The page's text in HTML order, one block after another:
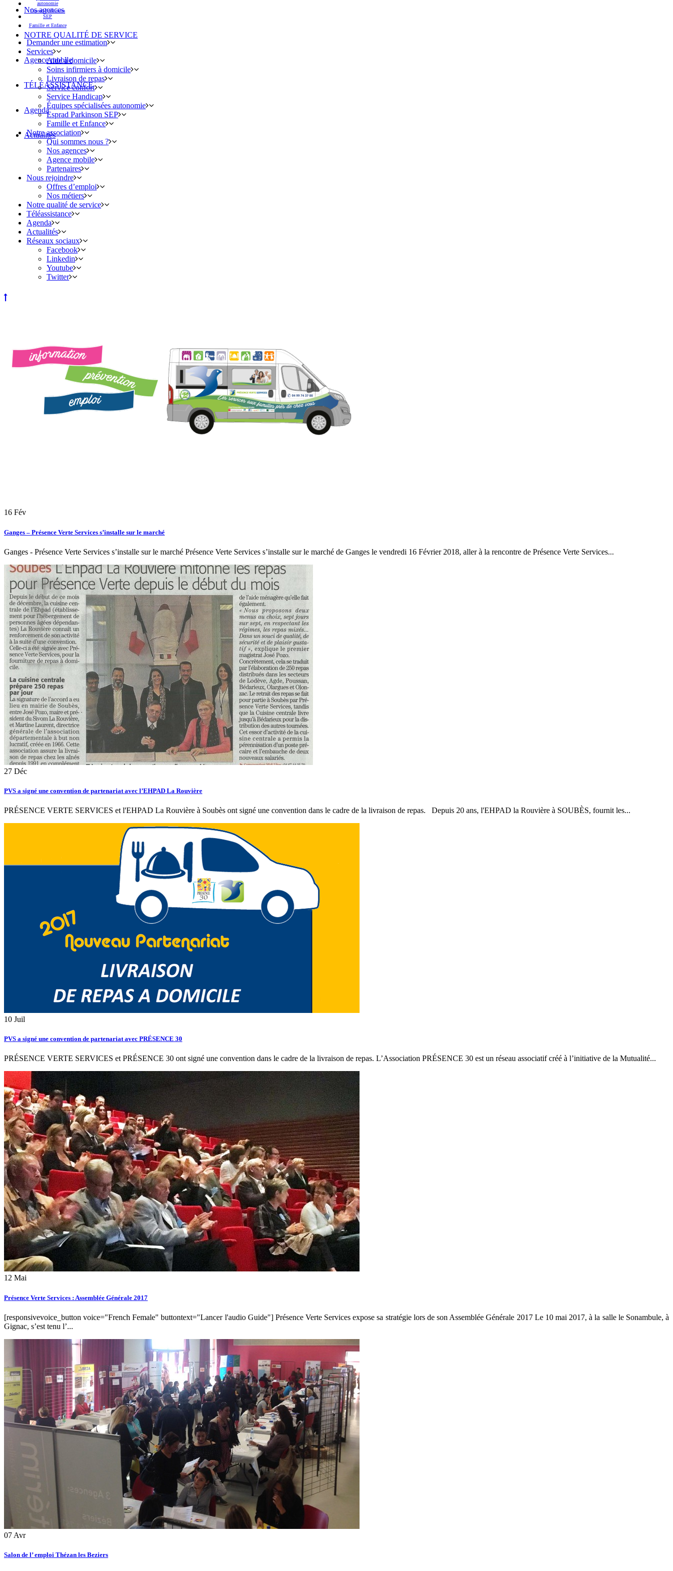
Nos agences
NOTRE QUALITÉ DE SERVICE
Agence mobile
TÉLÉASSISTANCE
Agenda
Actualités
autonomie
Esprad Parkinson
SEP
Famille et Enfance
Demander une estimation
Services
Aide à domicile
Soins infirmiers à domicile
Livraison de repas
Service confort
Service Handicap
Équipes spécialisées autonomie
Esprad Parkinson SEP
Famille et Enfance
Notre association
Qui sommes nous ?
Nos agences
Agence mobile
Partenaires
Nous rejoindre
Offres d’emploi
Nos métiers
Notre qualité de service
Téléassistance
Agenda
Actualités
Réseaux sociaux
Facebook
Linkedin
Youtube
Twitter
16 Fév
Ganges – Présence Verte Services s’installe sur le marché
Ganges - Présence Verte Services s’installe sur le marché Présence Verte Services s’installe sur le marché de Ganges le vendredi 16 Février 2018, aller à la rencontre de Présence Verte Services...
27 Déc
PVS a signé une convention de partenariat avec l’EHPAD La Rouvière
PRÉSENCE VERTE SERVICES et l'EHPAD La Rouvière à Soubès ont signé une convention dans le cadre de la livraison de repas. Depuis 20 ans, l'EHPAD la Rouvière à SOUBÈS, fournit les...
10 Juil
PVS a signé une convention de partenariat avec PRÉSENCE 30
PRÉSENCE VERTE SERVICES et PRÉSENCE 30 ont signé une convention dans le cadre de la livraison de repas. L’Association PRÉSENCE 30 est un réseau associatif créé à l’initiative de la Mutualité...
12 Mai
Présence Verte Services : Assemblée Générale 2017
[responsivevoice_button voice="French Female" buttontext="Lancer l'audio Guide"] Présence Verte Services expose sa stratégie lors de son Assemblée Générale 2017 Le 10 mai 2017, à la salle le Sonambule, à
Gignac, s’est tenu l’...
07 Avr
Salon de l’ emploi Thézan les Beziers